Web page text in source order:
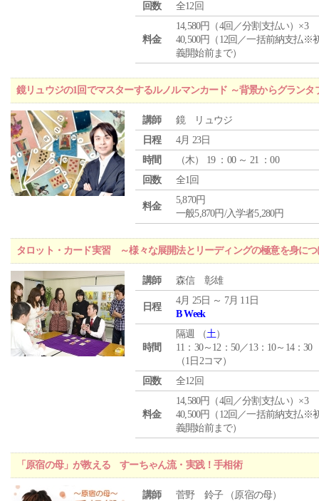
回数
全12回
料金
14,580円（4回／分割支払い）×3
40,500円（12回／一括前納支払※
義開始前まで）
鏡リュウジの1回でマスターするルノルマンカード ～背景からグランタ
講師
鏡 リュウジ
日程
4月 23日
時間
（木） 19 ：00 ～ 21 ：00
回数
全1回
料金
5,870円
一般5,870円/入学者5,280円
タロット・カード実習 ～様々な展開法とリーディングの極意を身につ
講師 森信 彰雄
日程
4月 25日 ～ 7月 11日
B Week
時間
隔週 （土）
11：30～12：50／13：10～14：30
（1日2コマ）
回数
全12回
料金
14,580円（4回／分割支払い）×3
40,500円（12回／一括前納支払※
義開始前まで）
「原宿の母」が教える すーちゃん流・実践！手相術
講師
菅野 鈴子 （原宿の母）